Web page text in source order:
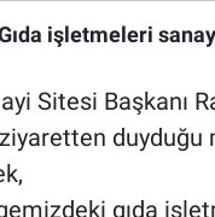
işletmeleri
Sitesi Başkanı
gıda